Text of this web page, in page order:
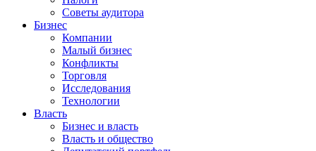
Советы аудитора
Бизнес
Компании
Малый бизнес
Конфликты
Торговля
Исследования
Технологии
Власть
Бизнес и власть
Власть и общество